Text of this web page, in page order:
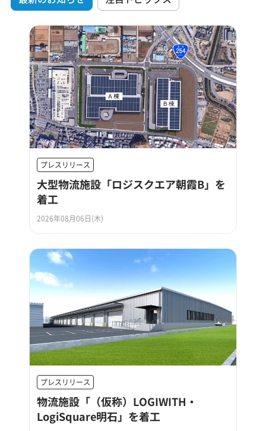
プレスリリース
大型物流施設「ロジスクエア朝霞B」を
着工
2026年08月06日(木)
プレスリリース
物流施設「（仮称）LOGIWITH・
LogiSquare明石」を着工